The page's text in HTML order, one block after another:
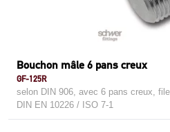
Bouchon mâle 6 pans creux
GF-125R
selon DIN 906, avec 6 pans creux,
DIN EN 10226 / ISO 7-1